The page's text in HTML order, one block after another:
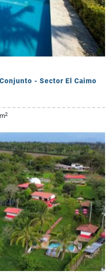
- Sector El Caimo
2